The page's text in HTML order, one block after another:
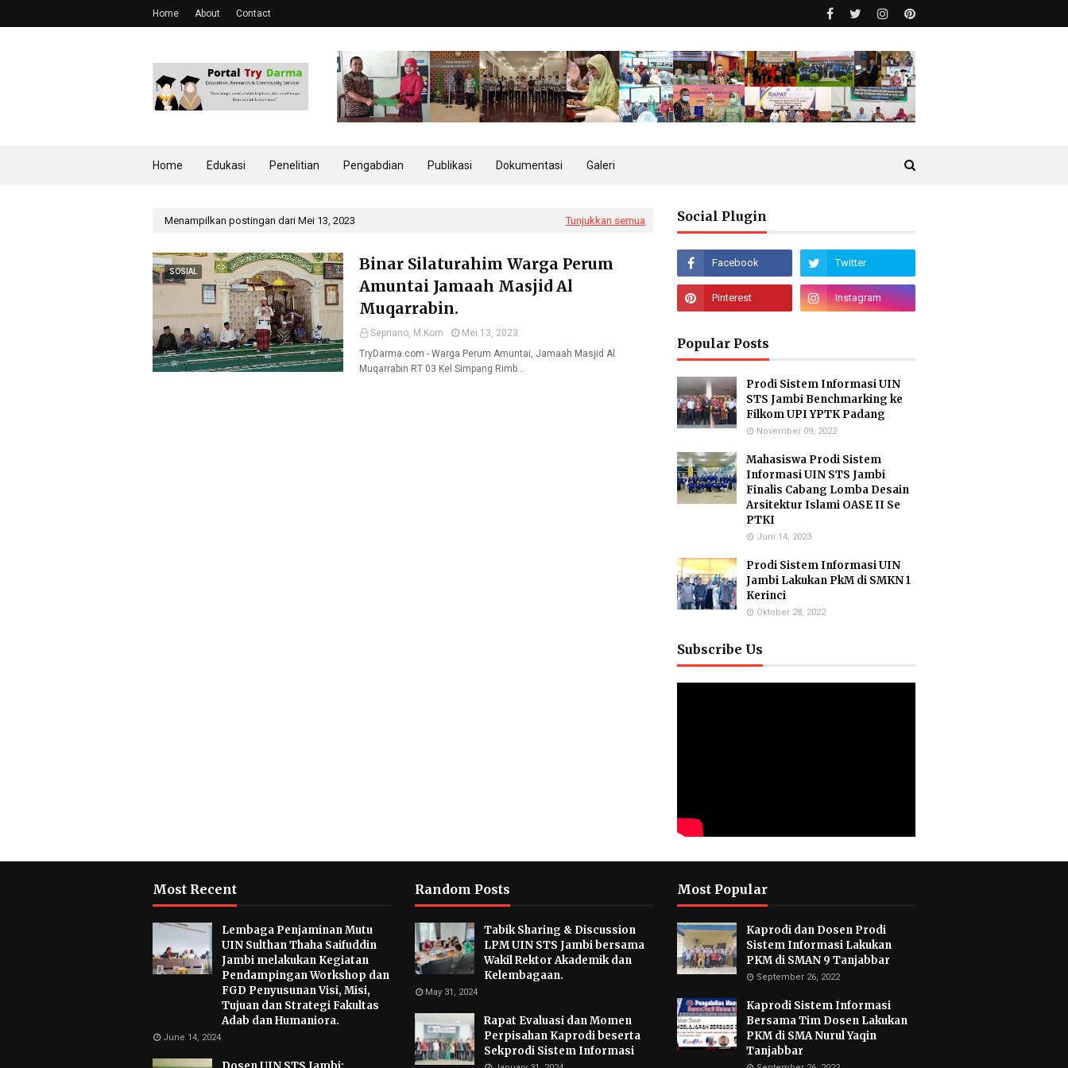
Home About Contact
Home Edukasi Penelitian Pengabdian Publikasi Dokumentasi Galeri
Menampilkan postingan dari Mei 13, 2023 Tunjukkan semua
SOSIAL
Binar Silaturahim Warga Perum
Amuntai Jamaah Masjid Al
Muqarrabin.
Sepriano, M.Kom
Mei 13, 2023
TryDarma.com - Warga Perum Amuntai, Jamaah Masjid Al
Muqarrabin RT 03 Kel Simpang Rimb…
Social Plugin
Popular Posts
Prodi Sistem Informasi UIN
STS Jambi Benchmarking ke
Filkom UPI YPTK Padang
November 09, 2022
Mahasiswa Prodi Sistem
Informasi UIN STS Jambi
Finalis Cabang Lomba Desain
Arsitektur Islami OASE II Se
PTKI
Juni 14, 2023
Prodi Sistem Informasi UIN
Jambi Lakukan PkM di SMKN 1
Kerinci
Oktober 28, 2022
Subscribe Us
Most Recent
Lembaga Penjaminan Mutu
UIN Sulthan Thaha Saifuddin
Jambi melakukan Kegiatan
Pendampingan Workshop dan
FGD Penyusunan Visi, Misi,
Tujuan dan Strategi Fakultas
Adab dan Humaniora.
June 14, 2024
Random Posts
Tabik Sharing & Discussion
LPM UIN STS Jambi bersama
Wakil Rektor Akademik dan
Kelembagaan.
May 31, 2024
Rapat Evaluasi dan Momen
Perpisahan Kaprodi beserta
Sekprodi Sistem Informasi
Most Popular
Kaprodi dan Dosen Prodi
Sistem Informasi Lakukan
PKM di SMAN 9 Tanjabbar
September 26, 2022
Kaprodi Sistem Informasi
Bersama Tim Dosen Lakukan
PKM di SMA Nurul Yaqin
Tanjabbar